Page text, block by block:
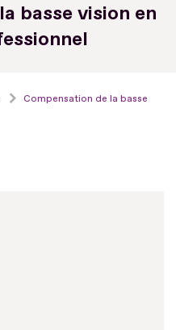
basse vision en
Compensation de la basse